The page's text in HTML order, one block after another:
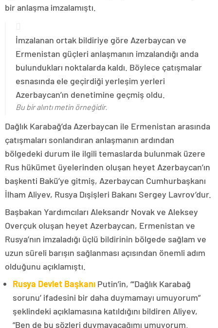
bir anlaşma imzalamıştı.
İmzalanan ortak bildiriye göre Azerbaycan ve
Ermenistan güçleri anlaşmanın imzalandığı anda
bulundukları noktalarda kaldı. Böylece çatışmalar
esnasında ele geçirdiği yerleşim yerleri
Azerbaycan’ın denetimine geçmiş oldu.
Bu bir alıntı metin örneğidir.
Dağlık Karabağ’da Azerbaycan ile Ermenistan arasında
çatışmaları sonlandıran anlaşmanın ardından
bölgedeki durum ile ilgili temaslarda bulunmak üzere
Rus hükümet üyelerinden oluşan heyet Azerbaycan’ın
başkenti Bakü’ye gitmiş, Azerbaycan Cumhurbaşkanı
İlham Aliyev, Rusya Dışişleri Bakanı Sergey Lavrov’dur.
Başbakan Yardımcıları Aleksandr Novak ve Aleksey
Overçuk oluşan heyet Azerbaycan, Ermenistan ve
Rusya’nın imzaladığı üçlü bildirinin bölgede sağlam ve
uzun süreli barışın sağlanması açısından önemli adım
olduğunu açıklamıştı.
Rusya Devlet Başkanı Putin’in, “‘Dağlık Karabağ
sorunu’ ifadesini bir daha duymamayı umuyorum”
şeklindeki açıklamasına katıldığını bildiren Aliyev,
“Ben de bu sözleri duymayacağımı umuyorum.